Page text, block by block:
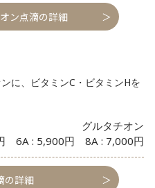
ン点滴の詳細
に、ビタミンC・ビタミンHを
グルタチオン
6A : 5,900円 8A : 7,000円
の詳細